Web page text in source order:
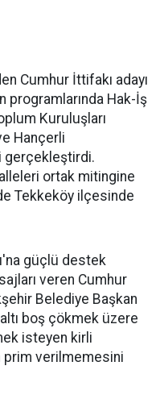
Cumhur İttifakı adayı
programlarında Hak-İş
Kuruluşları
Hançerli
gerçekleştirdi.
ortak mitingine
Tekkeköy ilçesinde
güçlü destek
veren Cumhur
Belediye Başkan
boş çökmek üzere
isteyen kirli
verilmemesini